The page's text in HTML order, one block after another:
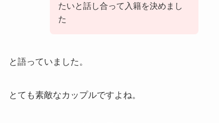
たいと話し合って入籍を決めまし
た
と語っていました。
とても素敵なカップルですよね。